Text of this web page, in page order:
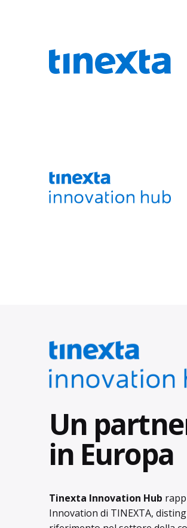
Un
in Europa
Tinexta Innovation Hub
Innovation di TINEXTA,